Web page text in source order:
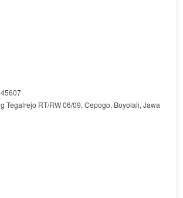
Tegalrejo RT/RW 06/09, Cepogo, Boyolali, Jawa